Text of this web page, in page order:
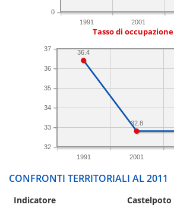
1991 2001
0
Tasso di occupazione
1991 2001
32
33
34
35
36
37
32.8
36.4
CONFRONTI TERRITORIALI AL 2011
Indicatore Castelpoto